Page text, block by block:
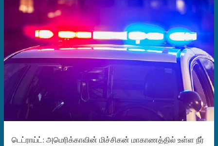
டெட்ராய்ட்: அமெரிக்காவின் மிச்சிகன் மாகாணத்தில் உள்ள நீர்